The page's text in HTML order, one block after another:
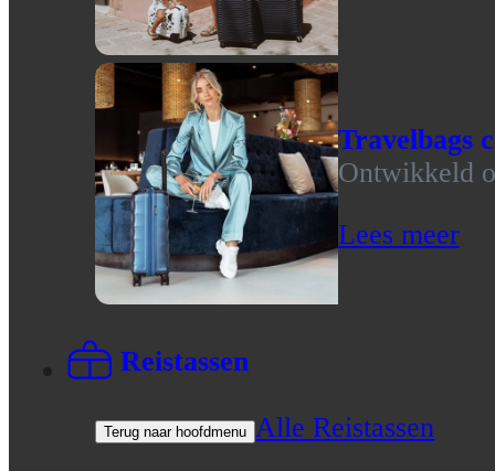
Travelbags
Ontwikkeld
Lees meer
Reistassen
Terug naar hoofdmenu
Alle Reistassen